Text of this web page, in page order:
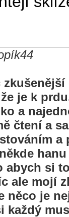
je k
a
čtení a
a
si
ale mojí
něco je
každý